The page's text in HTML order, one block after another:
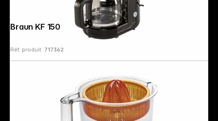
Braun KF 1500 BK PurShine
Réf. produit :717362